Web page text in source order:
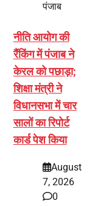
पंजाब
नीति आयोग की
रैंकिंग में पंजाब ने
केरल को पछाड़ा;
शिक्षा मंत्री ने
विधानसभा में चार
सालों का रिपोर्ट
कार्ड पेश किया
August
7, 2026
0